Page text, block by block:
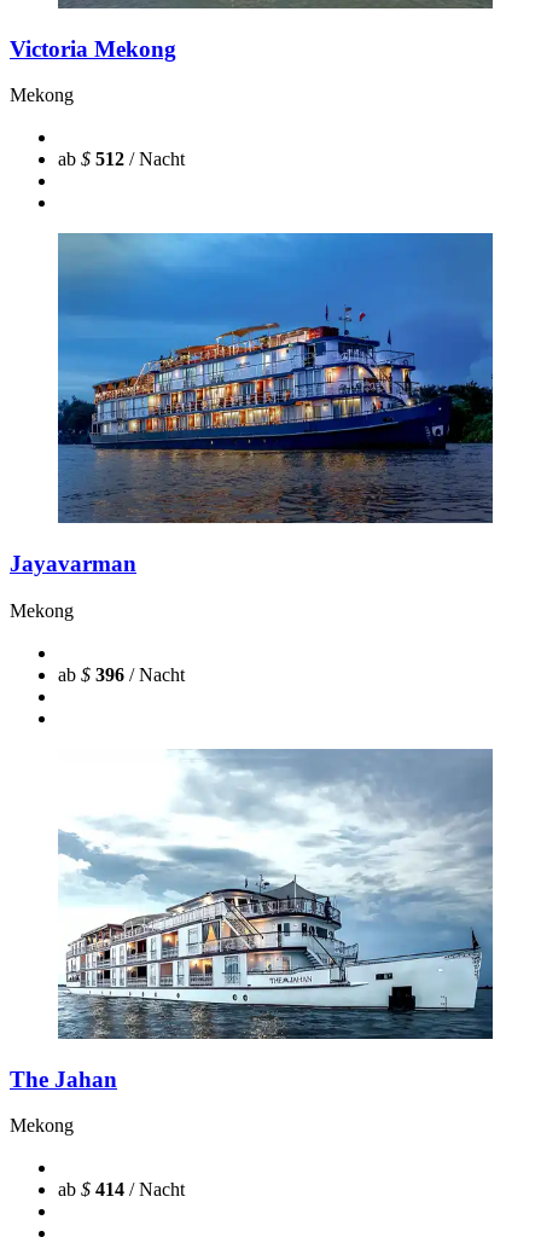
Victoria Mekong
Mekong
ab $ 512 / Nacht
Jayavarman
Mekong
ab $ 396 / Nacht
The Jahan
Mekong
ab $ 414 / Nacht